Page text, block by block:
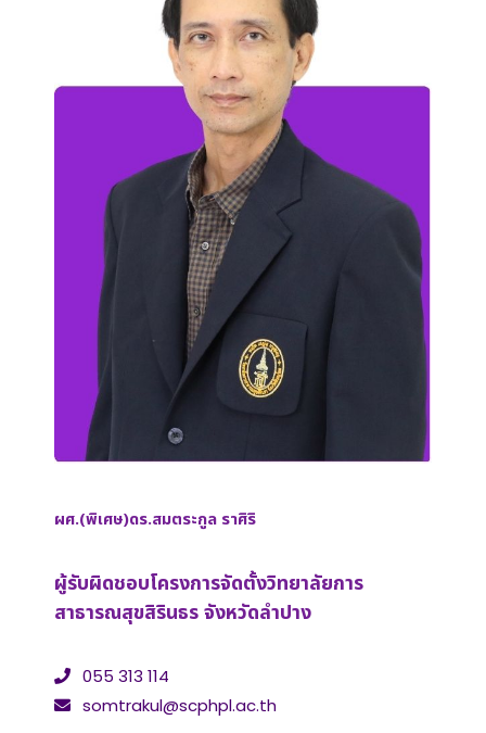
ผศ.(พิเศษ)ดร.สมตระกูล ราศิริ
ผู้รับผิดชอบโครงการจัดตั้งวิทยาลัยการ
สาธารณสุขสิรินธร จังหวัดลำปาง
055 313 114
somtrakul@scphpl.ac.th